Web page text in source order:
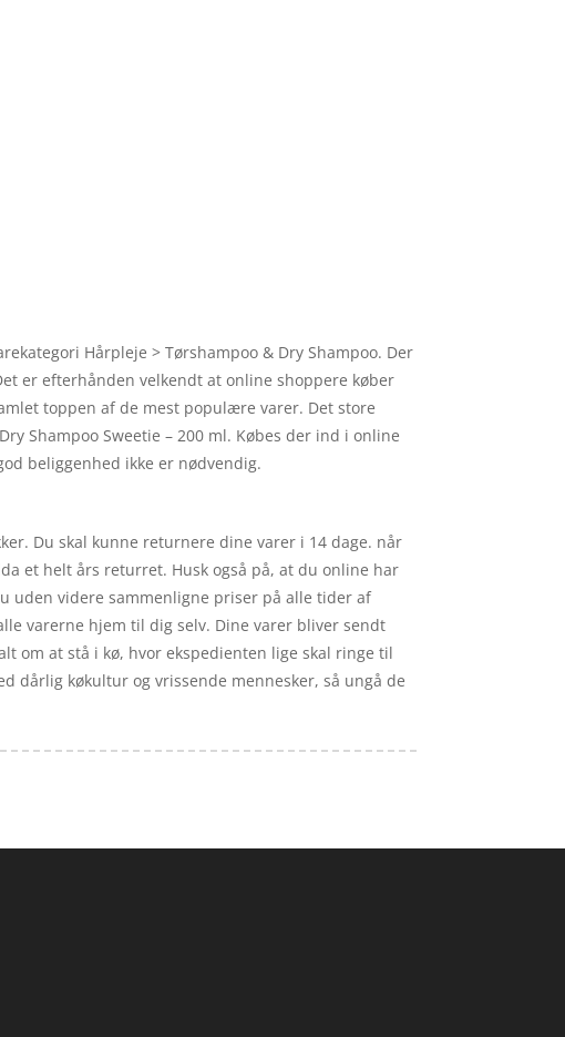
Hårpleje > Tørshampoo & Dry Shampoo. Der
er efterhånden velkendt at online shoppere køber
toppen af de mest populære varer. Det store
Shampoo Sweetie – 200 ml. Købes der ind i online
beliggenhed ikke er nødvendig.
Du skal kunne returnere dine varer i 14 dage. når
et helt års returret. Husk også på, at du online har
uden videre sammenligne priser på alle tider af
varerne hjem til dig selv. Dine varer bliver sendt
om at stå i kø, hvor ekspedienten lige skal ringe til
dårlig køkultur og vrissende mennesker, så ungå de